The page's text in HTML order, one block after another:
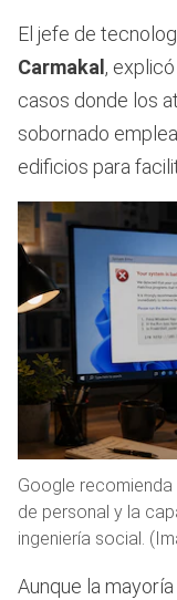
El jefe de
Carmakal,
casos donde los
sobornado
edificios para
Google
de personal y la
ingeniería social.
Aunque la